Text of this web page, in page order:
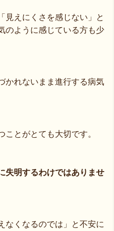
見えにくさを感じない」と
のように感じている方も少
かれないまま進行する病気
ことがとても大切です。
失明するわけではありませ
なくなるのでは」と不安に